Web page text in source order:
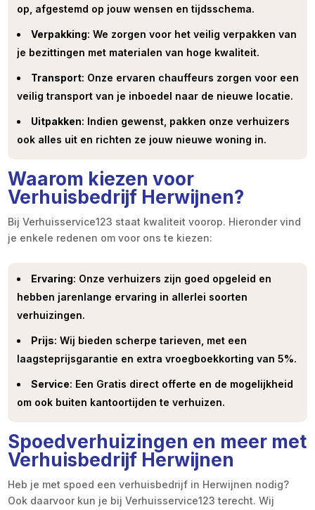
op, afgestemd op jouw wensen en tijdsschema.
Verpakking: We zorgen voor het veilig verpakken van
je bezittingen met materialen van hoge kwaliteit.
Transport: Onze ervaren chauffeurs zorgen voor een
veilig transport van je inboedel naar de nieuwe locatie.
Uitpakken: Indien gewenst, pakken onze verhuizers
ook alles uit en richten ze jouw nieuwe woning in.
Waarom kiezen voor
Verhuisbedrijf Herwijnen?
Bij Verhuisservice123 staat kwaliteit voorop. Hieronder vind
je enkele redenen om voor ons te kiezen:
Ervaring: Onze verhuizers zijn goed opgeleid en
hebben jarenlange ervaring in allerlei soorten
verhuizingen.
Prijs: Wij bieden scherpe tarieven, met een
laagsteprijsgarantie en extra vroegboekkorting van 5%.
Service: Een Gratis direct offerte en de mogelijkheid
om ook buiten kantoortijden te verhuizen.
Spoedverhuizingen en meer met
Verhuisbedrijf Herwijnen
Heb je met spoed een verhuisbedrijf in Herwijnen nodig?
Ook daarvoor kun je bij Verhuisservice123 terecht. Wij